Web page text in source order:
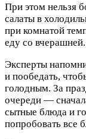
При этом нельзя
салаты в
при комнатой
еду со вчерашней.
Эксперты
и пообедать,
голодным. За
очереди —
сытные блюда и
попробовать все